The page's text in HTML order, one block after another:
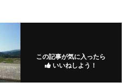
この記事が気に入ったら
いいねしよう！